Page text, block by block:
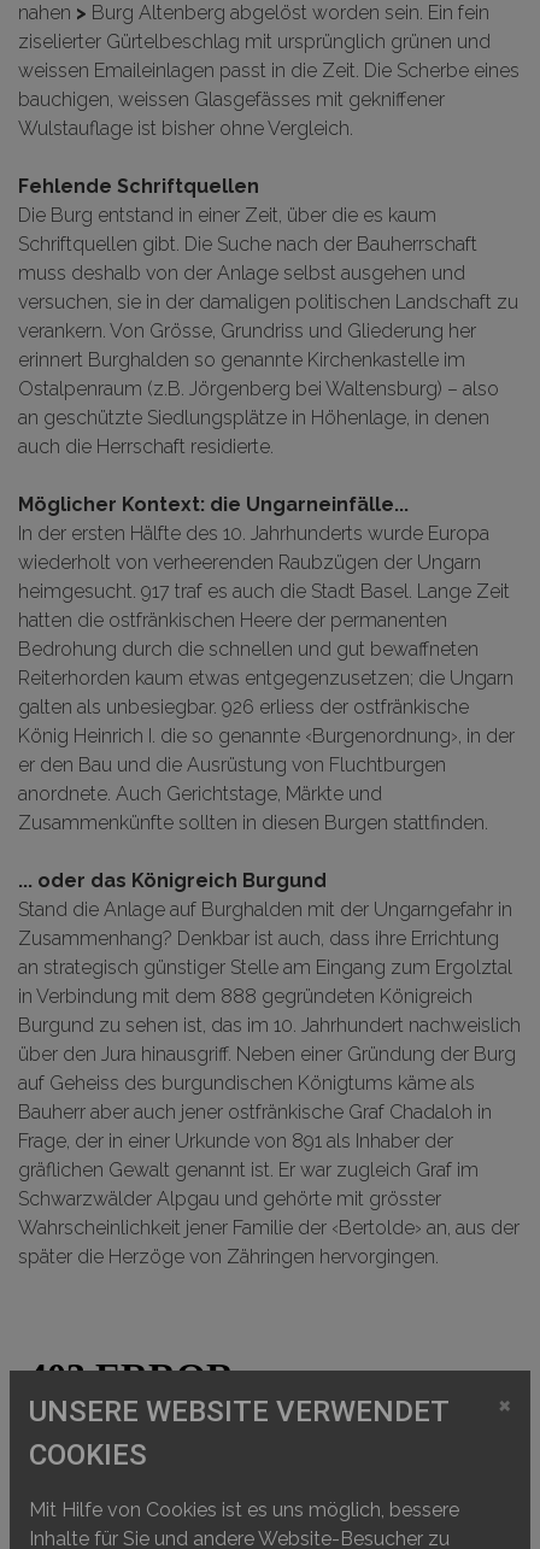
nahen > Burg Altenberg abgelöst worden sein. Ein fein
ziselierter Gürtelbeschlag mit ursprünglich grünen und
weissen Emaileinlagen passt in die Zeit. Die Scherbe eines
bauchigen, weissen Glasgefässes mit gekniffener
Wulstauflage ist bisher ohne Vergleich.
Fehlende Schriftquellen
Die Burg entstand in einer Zeit, über die es kaum
Schriftquellen gibt. Die Suche nach der Bauherrschaft
muss deshalb von der Anlage selbst ausgehen und
versuchen, sie in der damaligen politischen Landschaft zu
verankern. Von Grösse, Grundriss und Gliederung her
erinnert Burghalden so genannte Kirchenkastelle im
Ostalpenraum (z.B. Jörgenberg bei Waltensburg) – also
an geschützte Siedlungsplätze in Höhenlage, in denen
auch die Herrschaft residierte.
Möglicher Kontext: die Ungarneinfälle...
In der ersten Hälfte des 10. Jahrhunderts wurde Europa
wiederholt von verheerenden Raubzügen der Ungarn
heimgesucht. 917 traf es auch die Stadt Basel. Lange Zeit
hatten die ostfränkischen Heere der permanenten
Bedrohung durch die schnellen und gut bewaffneten
Reiterhorden kaum etwas entgegenzusetzen; die Ungarn
galten als unbesiegbar. 926 erliess der ostfränkische
König Heinrich I. die so genannte ‹Burgenordnung›, in der
er den Bau und die Ausrüstung von Fluchtburgen
anordnete. Auch Gerichtstage, Märkte und
Zusammenkünfte sollten in diesen Burgen stattfinden.
... oder das Königreich Burgund
Stand die Anlage auf Burghalden mit der Ungarngefahr in
Zusammenhang? Denkbar ist auch, dass ihre Errichtung
an strategisch günstiger Stelle am Eingang zum Ergolztal
in Verbindung mit dem 888 gegründeten Königreich
Burgund zu sehen ist, das im 10. Jahrhundert nachweislich
über den Jura hinausgriff. Neben einer Gründung der Burg
auf Geheiss des burgundischen Königtums käme als
Bauherr aber auch jener ostfränkische Graf Chadaloh in
Frage, der in einer Urkunde von 891 als Inhaber der
gräflichen Gewalt genannt ist. Er war zugleich Graf im
Schwarzwälder Alpgau und gehörte mit grösster
Wahrscheinlichkeit jener Familie der ‹Bertolde› an, aus der
später die Herzöge von Zähringen hervorgingen.
UNSERE WEBSITE VERWENDET
COOKIES
×
Mit Hilfe von Cookies ist es uns möglich, bessere
Inhalte für Sie und andere Website-Besucher zu